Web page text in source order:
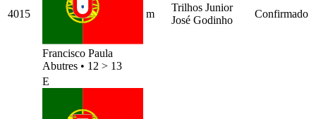
4015
Francisco Paula
Abutres • 12 > 13
m
Trilhos Junior
José Godinho
Confirmado
E